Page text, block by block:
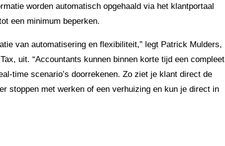
worden automatisch opgehaald via het klantportaal
een minimum beperken.
van automatisering en flexibiliteit,” legt Patrick Mulders,
uit. “Accountants kunnen binnen korte tijd een compleet
time scenario’s doorrekenen. Zo ziet je klant direct de
stoppen met werken of een verhuizing en kun je direct in